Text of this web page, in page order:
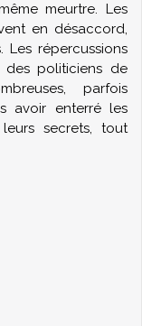
meurtre. Les
en désaccord,
Les répercussions
des politiciens de
parfois
avoir enterré les
secrets, tout